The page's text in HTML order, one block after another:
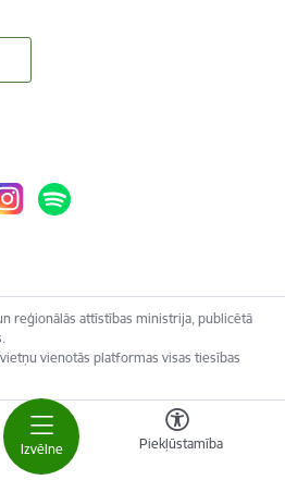
Izvēlne Piekļūstamība
reģionālās attīstības ministrija, publicētā
vienotās platformas visas tiesības